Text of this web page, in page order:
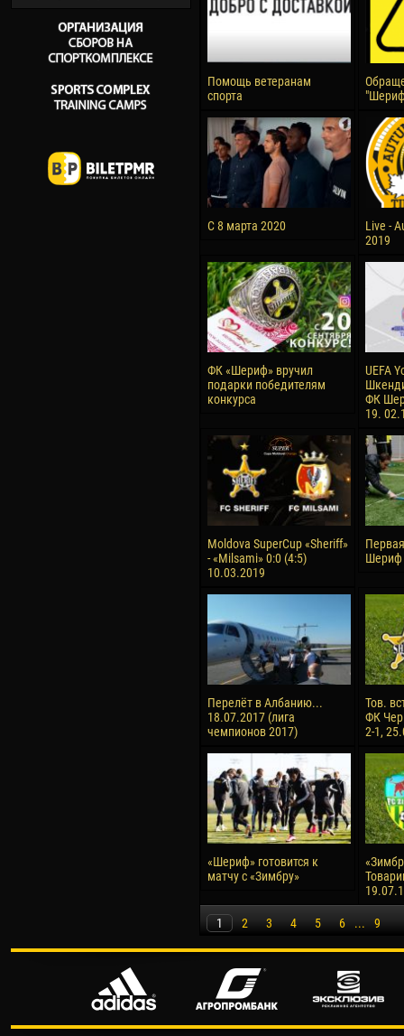
Помощь ветеранам
спорта
С 8 марта 2020
Live -
2019
ФК «Шериф» вручил
подарки победителям
конкурса
UEFA
ФК
19.
Moldova SuperCup «Sheriff»
- «Milsami» 0:0 (4:5)
10.03.2019
Шериф
Перелёт в Албанию...
18.07.2017 (лига
чемпионов 2017)
Тов.
ФК
2-1,
«Шериф» готовится к
матчу с «Зимбру»
1 2 3 4 5 6 ... 9